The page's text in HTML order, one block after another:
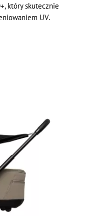
który skutecznie
UV.